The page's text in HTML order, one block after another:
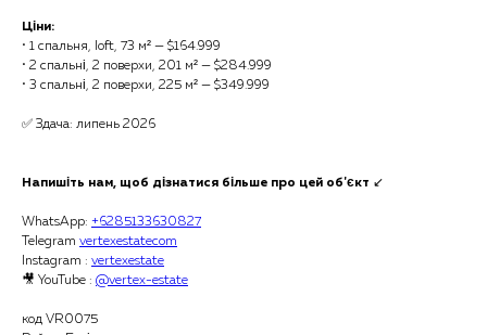
Ціни:
• 1 спальня, loft, 73 м² — $164.999
• 2 спальні, 2 поверхи, 201 м² — $284.999
• 3 спальні, 2 поверхи, 225 м² — $349.999
✅ Здача: липень 2026
Напишіть нам, щоб дізнатися більше про цей об'єкт ↙️
WhatsApp: +6285133630827
Telegram vertexestatecom
Instagram : vertexestate
🎥 YouTube : @vertex-estate
код VR0075